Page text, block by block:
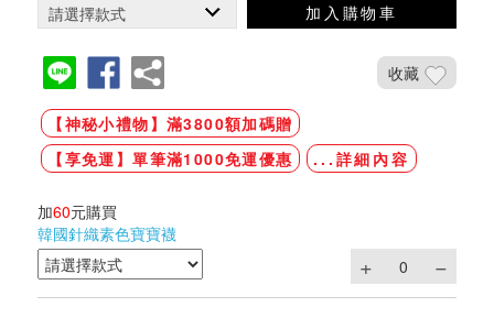
加入購物車
收藏
【神秘小禮物】滿3800額加碼贈
【享免運】單筆滿1000免運優惠
...詳細內容
加60元購買
韓國針織素色寶寶襪